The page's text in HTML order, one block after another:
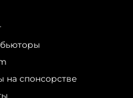
на спонсорстве